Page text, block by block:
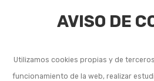
AVISO DE
Utilizamos cookies propias y de
funcionamiento de la web, realizar